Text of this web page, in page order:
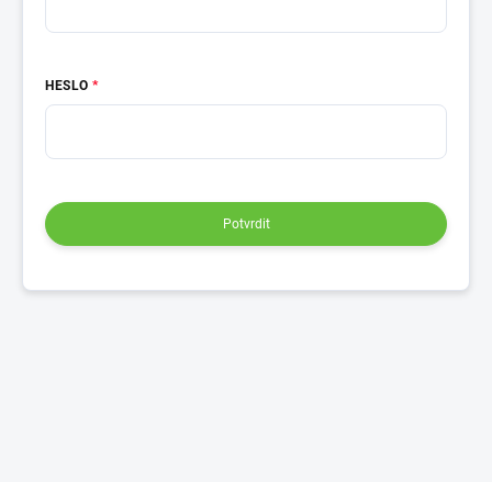
HESLO
Potvrdit